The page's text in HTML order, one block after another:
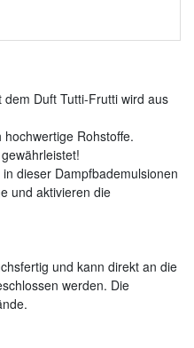
Duft Tutti-Frutti wird aus
Rohstoffe.
dieser Dampfbademulsionen
und aktivieren die
und kann direkt an die
werden. Die